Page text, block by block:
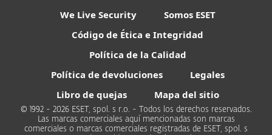
We Live Security
Somos ESET
Código de Ética e Integridad
Política de la Calidad
Política de devoluciones
Legales
Libro de quejas
Mapa del sitio
© 1992 - 2026 ESET, spol. s r.o. - Todos los derechos reservados.
Las marcas comerciales aquí mencionadas son marcas
comerciales o marcas comerciales registradas de ESET, spol. s